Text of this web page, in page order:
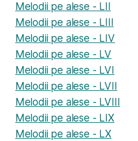
Melodii pe alese - LII
Melodii pe alese - LIII
Melodii pe alese - LIV
Melodii pe alese - LV
Melodii pe alese - LVI
Melodii pe alese - LVII
Melodii pe alese - LVIII
Melodii pe alese - LIX
Melodii pe alese - LX